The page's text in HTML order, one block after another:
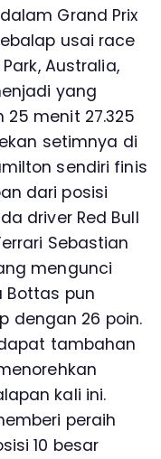
Grand Prix
usai race
Australia,
yang
menit 27.325
setimnya di
sendiri finis
dari posisi
driver Red Bull
Sebastian
mengunci
Bottas pun
dengan 26 poin.
tambahan
kali ini.
peraih
10 besar